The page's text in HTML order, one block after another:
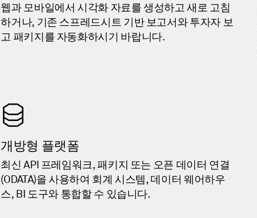
웹과 모바일에서 시각화 자료를 생성하고 새로 고침
하거나, 기존 스프레드시트 기반 보고서와 투자자 보
고 패키지를 자동화하시기 바랍니다.
개방형 플랫폼
최신 API 프레임워크, 패키지 또는 오픈 데이터 연결
(ODATA)을 사용하여 회계 시스템, 데이터 웨어하우
스, BI 도구와 통합할 수 있습니다.